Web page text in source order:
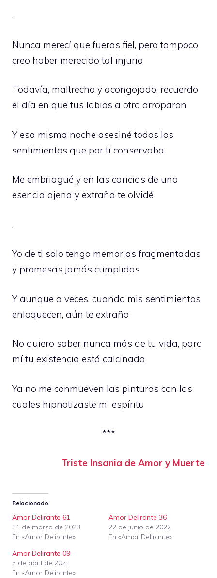
.
Nunca merecí que fueras fiel, pero tampoco
creo haber merecido tal injuria
Todavía, maltrecho y acongojado, recuerdo
el día en que tus labios a otro arroparon
Y esa misma noche asesiné todos los
sentimientos que por ti conservaba
Me embriagué y en las caricias de una
esencia ajena y extraña te olvidé
.
Yo de ti solo tengo memorias fragmentadas
y promesas jamás cumplidas
Y aunque a veces, cuando mis sentimientos
enloquecen, aún te extraño
No quiero saber nunca más de tu vida, para
mí tu existencia está calcinada
Ya no me conmueven las pinturas con las
cuales hipnotizaste mi espíritu
***
Triste Insania de Amor y Muerte
Relacionado
Amor Delirante 61
31 de marzo de 2023
En «Amor Delirante»
Amor Delirante 36
22 de junio de 2022
En «Amor Delirante»
Amor Delirante 09
5 de abril de 2021
En «Amor Delirante»